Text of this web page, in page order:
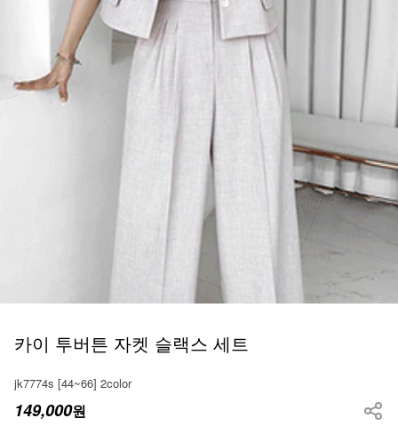
카이 투버튼 자켓 슬랙스 세트
jk7774s [44~66] 2color
149,000원